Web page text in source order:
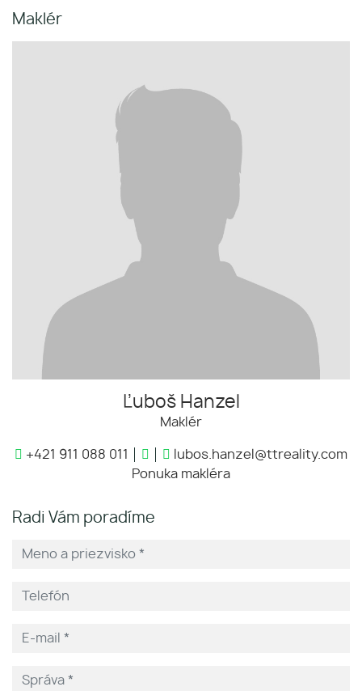
Maklér
Ľuboš Hanzel
Maklér
+421 911 088 011
lubos.hanzel@ttreality.com
Ponuka makléra
Radi Vám poradíme